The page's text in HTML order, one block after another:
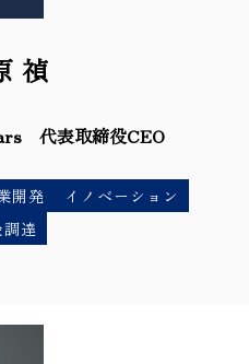
禎
代表取締役CEO
開発
イノベーション
達